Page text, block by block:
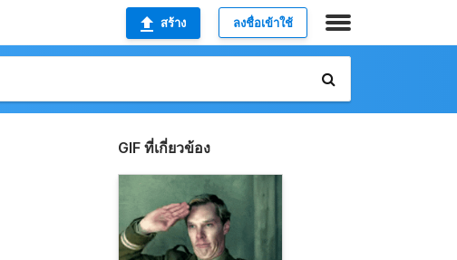
สร้าง ลงชื่อเข้าใช้
GIF ที่เกี่ยวข้อง